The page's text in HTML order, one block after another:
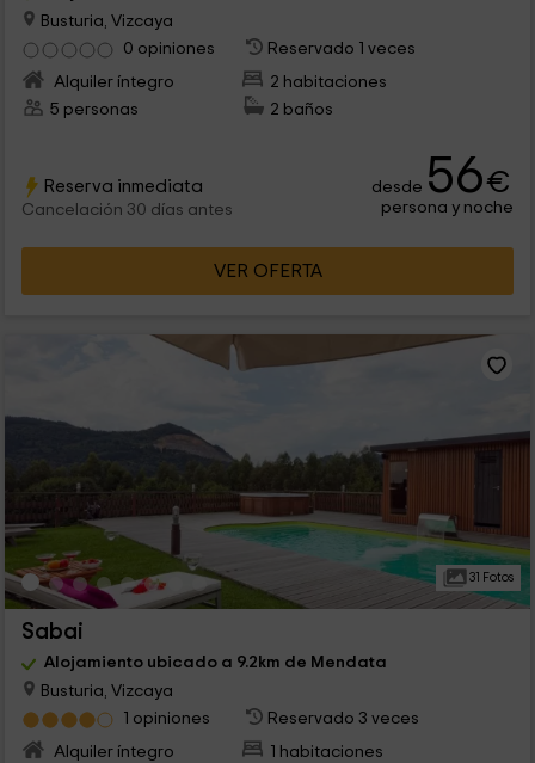
Busturia, Vizcaya
0 opiniones
Reservado 1 veces
Alquiler íntegro
2 habitaciones
5 personas
2 baños
Reserva inmediata
Cancelación 30 días antes
desde 56€
persona y noche
VER OFERTA
31 Fotos
Sabai
Alojamiento ubicado a 9.2km de Mendata
Busturia, Vizcaya
1 opiniones
Reservado 3 veces
Alquiler íntegro
1 habitaciones